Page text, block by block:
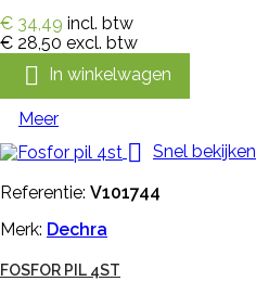
€ 34,49 incl. btw
€ 28,50 excl. btw
 In winkelwagen
Meer
 Snel bekijken
Referentie: V101744
Merk: Dechra
FOSFOR PIL 4ST